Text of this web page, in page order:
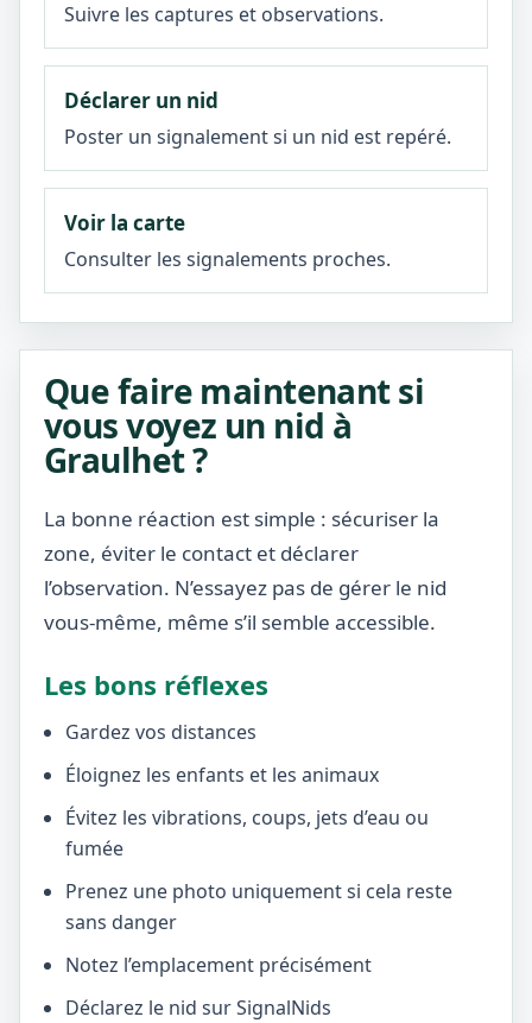
Suivre les captures et observations.
Déclarer un nid
Poster un signalement si un nid est repéré.
Voir la carte
Consulter les signalements proches.
Que faire maintenant si
vous voyez un nid à
Graulhet ?
La bonne réaction est simple : sécuriser la
zone, éviter le contact et déclarer
l’observation. N’essayez pas de gérer le nid
vous-même, même s’il semble accessible.
Les bons réflexes
Gardez vos distances
Éloignez les enfants et les animaux
Évitez les vibrations, coups, jets d’eau ou
fumée
Prenez une photo uniquement si cela reste
sans danger
Notez l’emplacement précisément
Déclarez le nid sur SignalNids